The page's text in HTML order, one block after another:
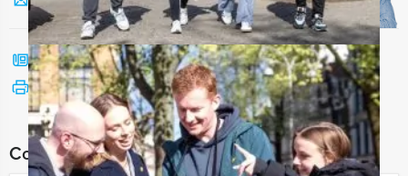
Bel mij terug
Bekijk printbare versie
Combineer dit uitje met: